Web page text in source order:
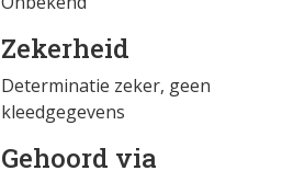
Zekerheid
Determinatie zeker, geen
kleedgegevens
Gehoord via